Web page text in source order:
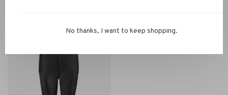
No thanks, I want to keep shopping.